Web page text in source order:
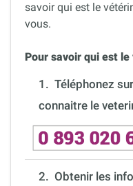
savoir qui est le
vous.
Pour savoir qui est
1. Téléphonez
connaitre le
2. Obtenir les